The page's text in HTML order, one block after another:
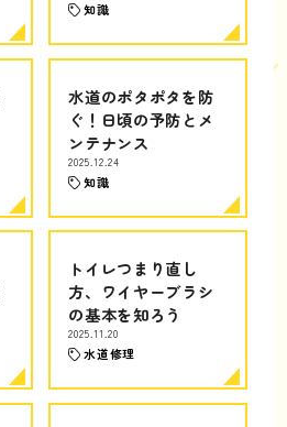
知識
水道のポタポタを防
ぐ！日頃の予防とメ
ンテナンス
2025.12.24
知識
トイレつまり直し
方、ワイヤーブラシ
の基本を知ろう
2025.11.20
水道修理